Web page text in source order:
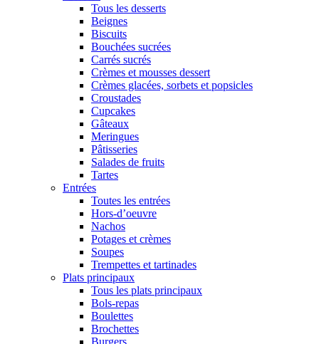
Tous les desserts
Beignes
Biscuits
Bouchées sucrées
Carrés sucrés
Crèmes et mousses dessert
Crèmes glacées, sorbets et popsicles
Croustades
Cupcakes
Gâteaux
Meringues
Pâtisseries
Salades de fruits
Tartes
Entrées
Toutes les entrées
Hors-d’oeuvre
Nachos
Potages et crèmes
Soupes
Trempettes et tartinades
Plats principaux
Tous les plats principaux
Bols-repas
Boulettes
Brochettes
Burgers